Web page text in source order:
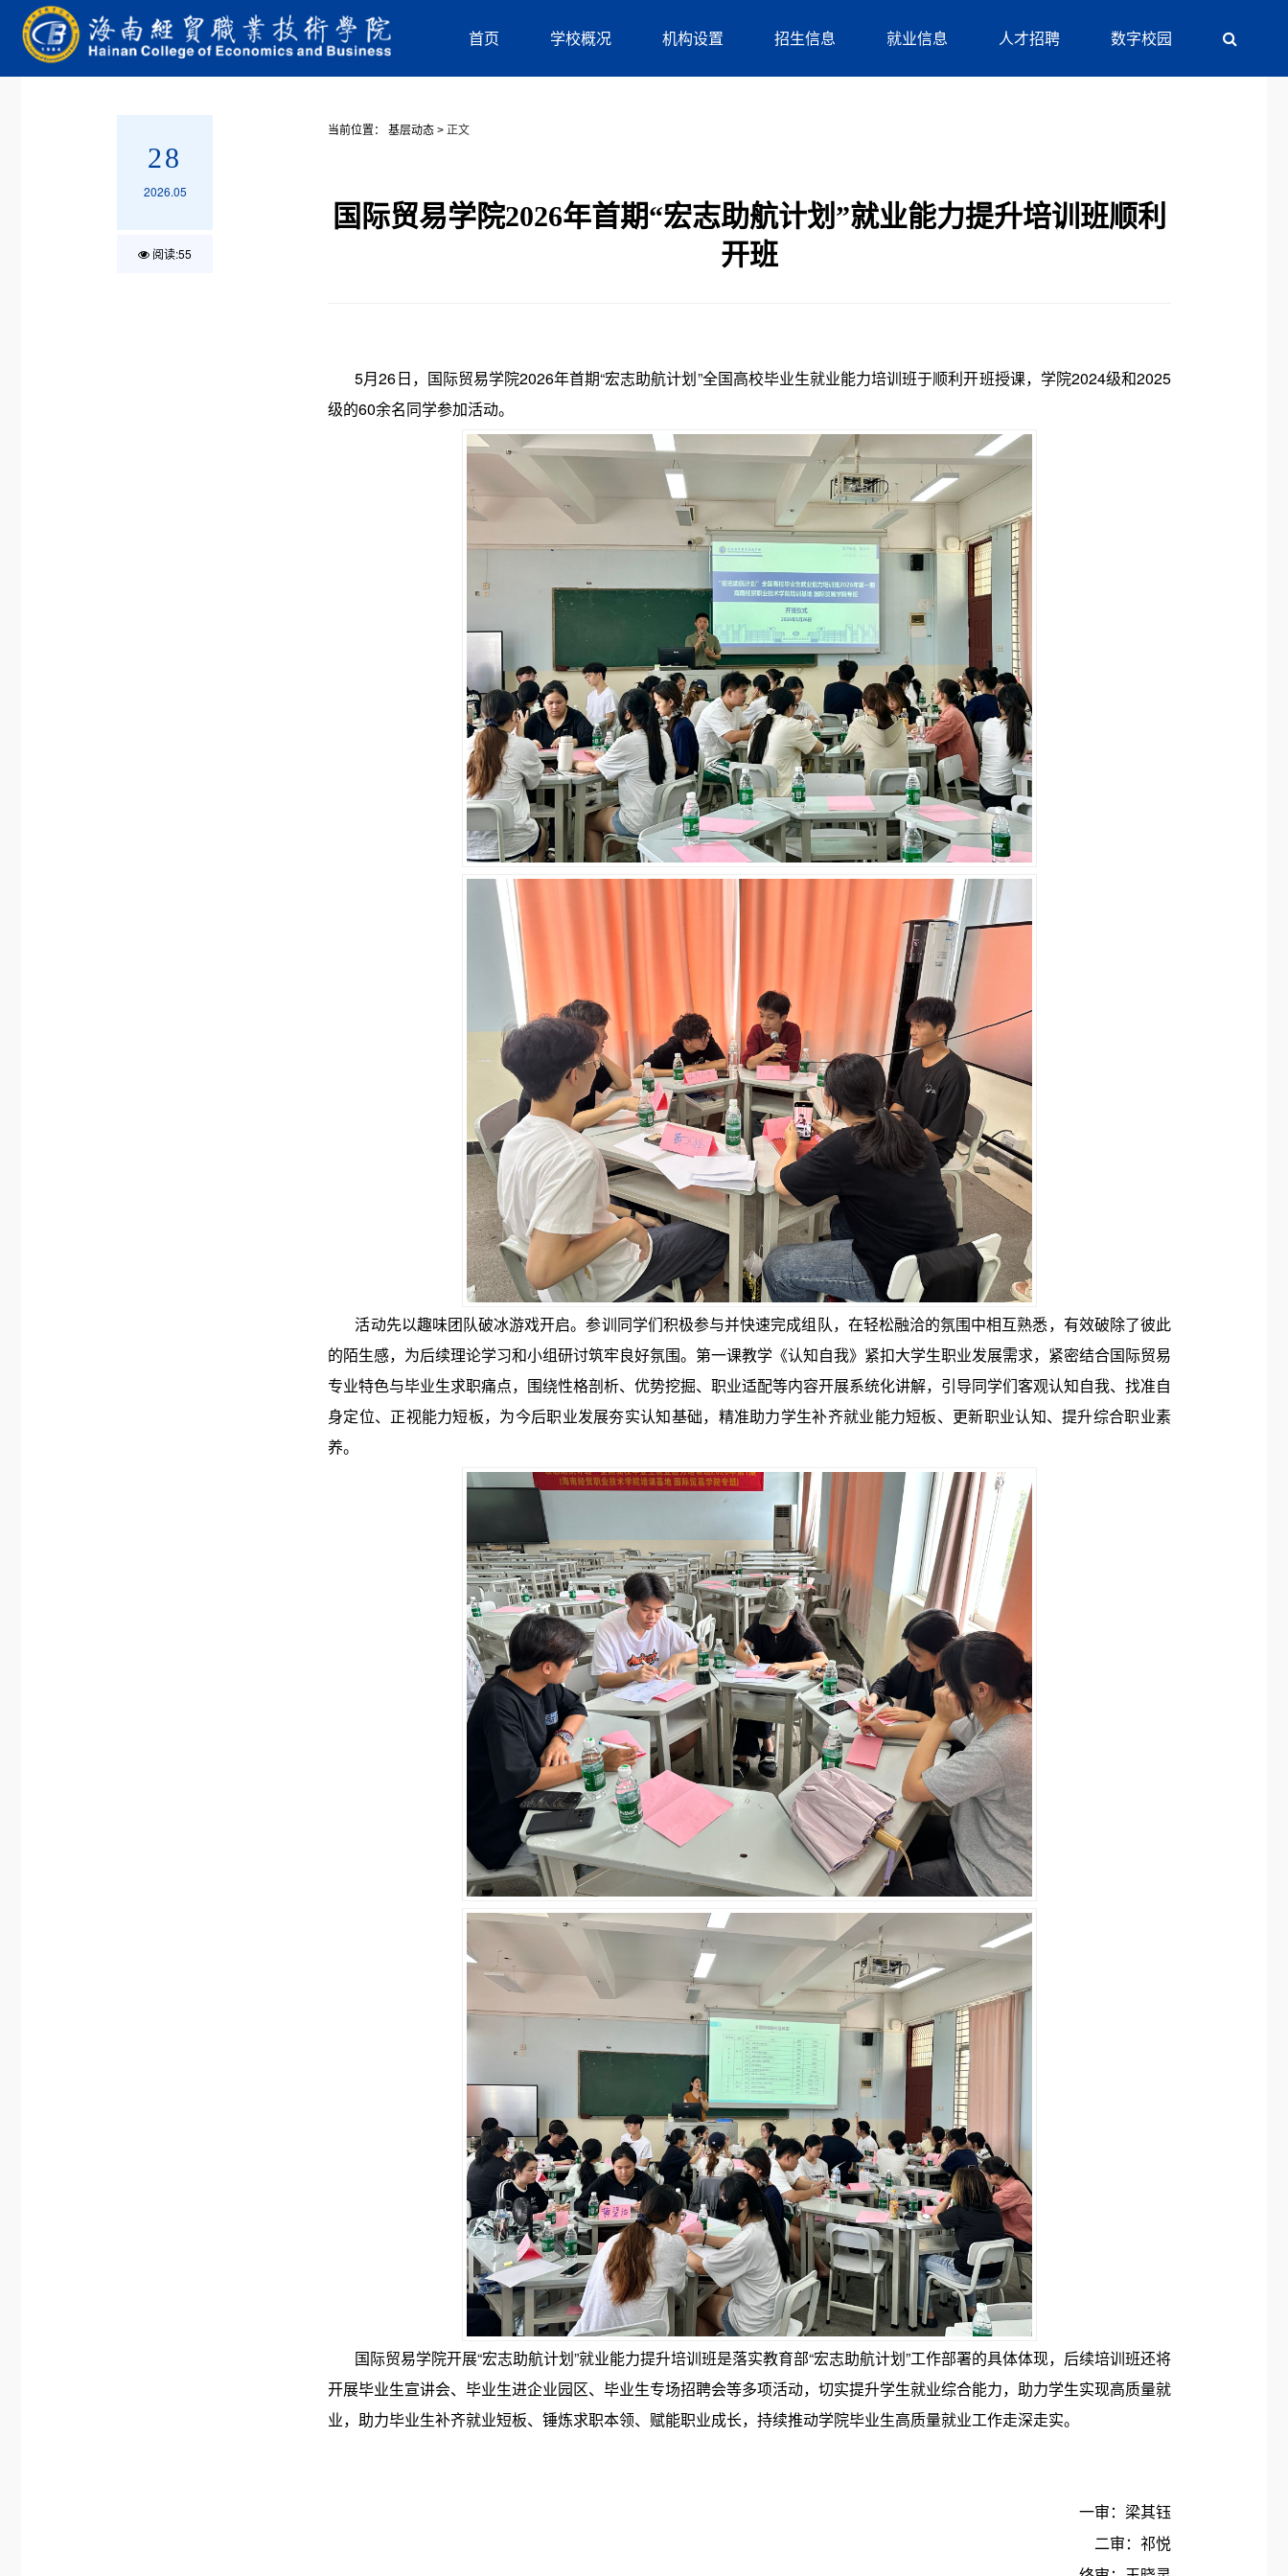
首页 学校概况 机构设置 招生信息 就业信息 人才招聘 数字校园
28
2026.05
阅读:55
当前位置： 基层动态 > 正文
国际贸易学院2026年首期“宏志助航计划”就业能力提升培训班顺利
开班
5月26日，国际贸易学院2026年首期“宏志助航计划”全国高校毕业生就业能力培训班于顺利开班授课，学院2024级和2025
级的60余名同学参加活动。
活动先以趣味团队破冰游戏开启。参训同学们积极参与并快速完成组队，在轻松融洽的氛围中相互熟悉，有效破除了彼此
的陌生感，为后续理论学习和小组研讨筑牢良好氛围。第一课教学《认知自我》紧扣大学生职业发展需求，紧密结合国际贸易
专业特色与毕业生求职痛点，围绕性格剖析、优势挖掘、职业适配等内容开展系统化讲解，引导同学们客观认知自我、找准自
身定位、正视能力短板，为今后职业发展夯实认知基础，精准助力学生补齐就业能力短板、更新职业认知、提升综合职业素
养。
国际贸易学院开展“宏志助航计划”就业能力提升培训班是落实教育部“宏志助航计划”工作部署的具体体现，后续培训班还将
开展毕业生宣讲会、毕业生进企业园区、毕业生专场招聘会等多项活动，切实提升学生就业综合能力，助力学生实现高质量就
业，助力毕业生补齐就业短板、锤炼求职本领、赋能职业成长，持续推动学院毕业生高质量就业工作走深走实。
一审：梁其钰
二审：祁悦